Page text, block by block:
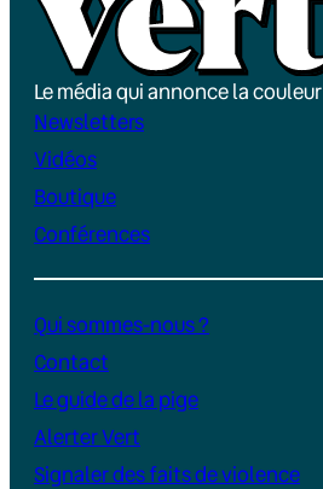
Le média qui annonce la couleur
Newsletters
Vidéos
Boutique
Conférences
Qui sommes-nous ?
Contact
Le guide de la pige
Alerter Vert
Signaler des faits de violence